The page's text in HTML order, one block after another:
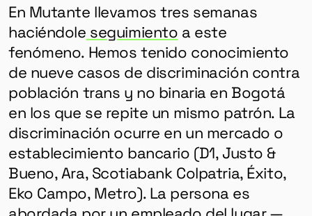
En Mutante llevamos tres semanas
haciéndole seguimiento a este
fenómeno. Hemos tenido conocimiento
de nueve casos de discriminación contra
población trans y no binaria en Bogotá
en los que se repite un mismo patrón. La
discriminación ocurre en un mercado o
establecimiento bancario (D1, Justo &
Bueno, Ara, Scotiabank Colpatria, Éxito,
Eko Campo, Metro). La persona es